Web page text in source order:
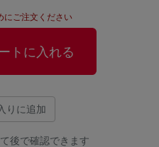
にご注文ください
トに入れる
りに追加
後で確認できます